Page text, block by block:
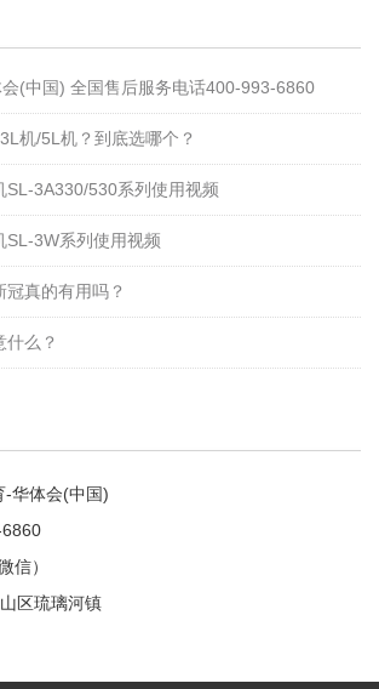
(中国) 全国售后服务电话400-993-6860
机/5L机？到底选哪个？
SL-3A330/530系列使用视频
SL-3W系列使用视频
真的有用吗？
么？
-华体会(中国)
信）
区琉璃河镇